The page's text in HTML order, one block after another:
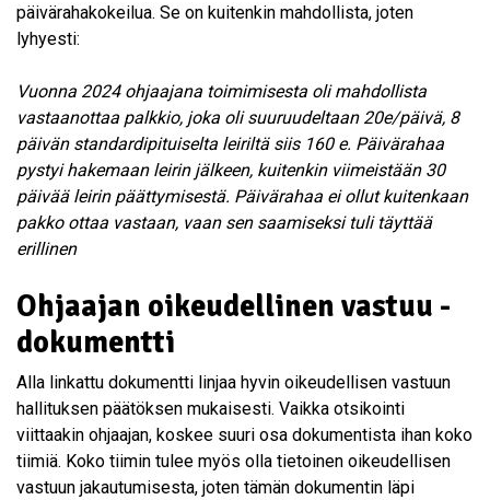
päivärahakokeilua. Se on kuitenkin mahdollista, joten
lyhyesti:
Vuonna 2024 ohjaajana toimimisesta oli mahdollista
vastaanottaa palkkio, joka oli suuruudeltaan 20e/päivä, 8
päivän standardipituiselta leiriltä siis 160 e. Päivärahaa
pystyi hakemaan leirin jälkeen, kuitenkin viimeistään 30
päivää leirin päättymisestä. Päivärahaa ei ollut kuitenkaan
pakko ottaa vastaan, vaan sen saamiseksi tuli täyttää
erillinen
Ohjaajan oikeudellinen vastuu -
dokumentti
Alla linkattu dokumentti linjaa hyvin oikeudellisen vastuun
hallituksen päätöksen mukaisesti. Vaikka otsikointi
viittaakin ohjaajan, koskee suuri osa dokumentista ihan koko
tiimiä. Koko tiimin tulee myös olla tietoinen oikeudellisen
vastuun jakautumisesta, joten tämän dokumentin läpi